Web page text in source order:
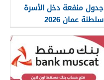
جدول منفعة دخل الأسرة
سلطنة عمان 2026